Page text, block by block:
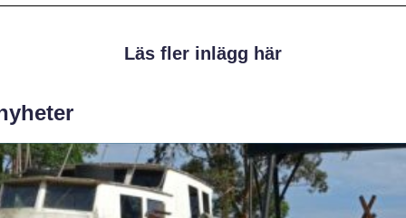
Läs fler inlägg här